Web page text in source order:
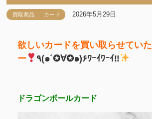
買取商品 カード 2026年5月29日
欲しいカードを買い取らせてい
ー
٩(๑´✪∀✪๑)۶ﾜｰｲﾜｰｲ‼
ドラゴンボールカード